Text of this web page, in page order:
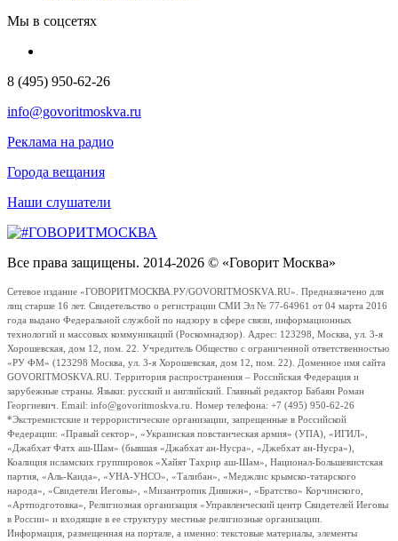
Мы в соцсетях
8 (495) 950-62-26
info@govoritmoskva.ru
Реклама на радио
Города вещания
Наши слушатели
Все права защищены. 2014-2026 © «Говорит Москва»
Сетевое издание «ГОВОРИТМОСКВА.РУ/GOVORITMOSKVA.RU». Предназначено для
лиц старше 16 лет. Свидетельство о регистрации СМИ Эл № 77-64961 от 04 марта 2016
года выдано Федеральной службой по надзору в сфере связи, информационных
технологий и массовых коммуникаций (Роскомнадзор). Адрес: 123298, Москва, ул. 3-я
Хорошевская, дом 12, пом. 22. Учредитель Общество с ограниченной ответственностью
«РУ ФМ» (123298 Москва, ул. 3-я Хорошевская, дом 12, пом. 22). Доменное имя сайта
GOVORITMOSKVA.RU. Территория распространения – Российская Федерация и
зарубежные страны. Языки: русский и английский. Главный редактор Бабаян Роман
Георгиевич. Email: info@govoritmoskva.ru. Номер телефона: +7 (495) 950-62-26
*Экстремистские и террористические организации, запрещенные в Российской
Федерации: «Правый сектор», «Украинская повстанческая армия» (УПА), «ИГИЛ»,
«Джабхат Фатх аш-Шам» (бывшая «Джабхат ан-Нусра», «Джебхат ан-Нусра»),
Коалиция исламских группировок «Хайят Тахрир аш-Шам», Национал-Большевистская
партия, «Аль-Каида», «УНА-УНСО», «Талибан», «Меджлис крымско-татарского
народа», «Свидетели Иеговы», «Мизантропик Дивижн», «Братство» Корчинского,
«Артподготовка», Религиозная организация «Управленческий центр Свидетелей Иеговы
в России» и входящие в ее структуру местные религиозные организации.
Информация, размещенная на портале, а именно: текстовые материалы, элементы